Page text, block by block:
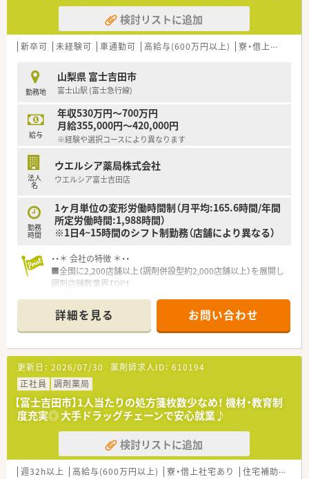
検討リストに追加
新卒可 未経験可 車通勤可 高給与(600万円以上) 寮・借上社宅あり
勤務地
山梨県 富士吉田市
富士山駅 (富士急行線)
給与
年収530万円～700万円
月給355,000円～420,000円
※経験や選択コースにより異なります
法人
名
ウエルシア薬局株式会社
ウエルシア富士吉田店
勤務
時間
1ヶ月単位の変形労働時間制（月平均:165.6時間/年間
所定労働時間:1,988時間）
※1日4~15時間のシフト制勤務（店舗により異なる）
・・＊ 会社の特徴 ＊・・
■全国に2,200店舗以上（調剤併設型約2,000店舗以上）を展開し
調剤店舗数業界TOP！
頑張り次第で高給与も可能！
■経験や勤務コースによりますが、経験の少ない方でも500万前
半スタートと業界TOP水準！
■職種や職域に合わせ、豊富な社内研修や外部組織と連携した研
修を用意されています
■薬剤師が中心の会社だからこそ活躍できるキャリアパスが多
種多様に用意されています。
■店舗拡大に伴い、エリアマネジャーや営業部長等のマネジメン
トのポジションも増えます。
■在宅や教育等の専門性を活かせるスペシャリストを目指すこ
とも可能です。
■その他にも、管理部門や商品部門等の本社スタッフなど活動領
域は多種多様です。
■在宅実施店舗は年々増加しており、在宅医療へもしっかりと関
詳細を見る お問い合わせ
更新日： 2026/07/30 薬剤師求人ID： 610194
正社員
調剤薬局
【富士吉田市】1人当たりの処方箋枚数少なめ！ 機材・教育制
度充実◎ 大手ドラッグチェーンで安心就業♪
検討リストに追加
週32h以上 高給与(600万円以上) 寮・借上社宅あり 住宅補助(手当)あり